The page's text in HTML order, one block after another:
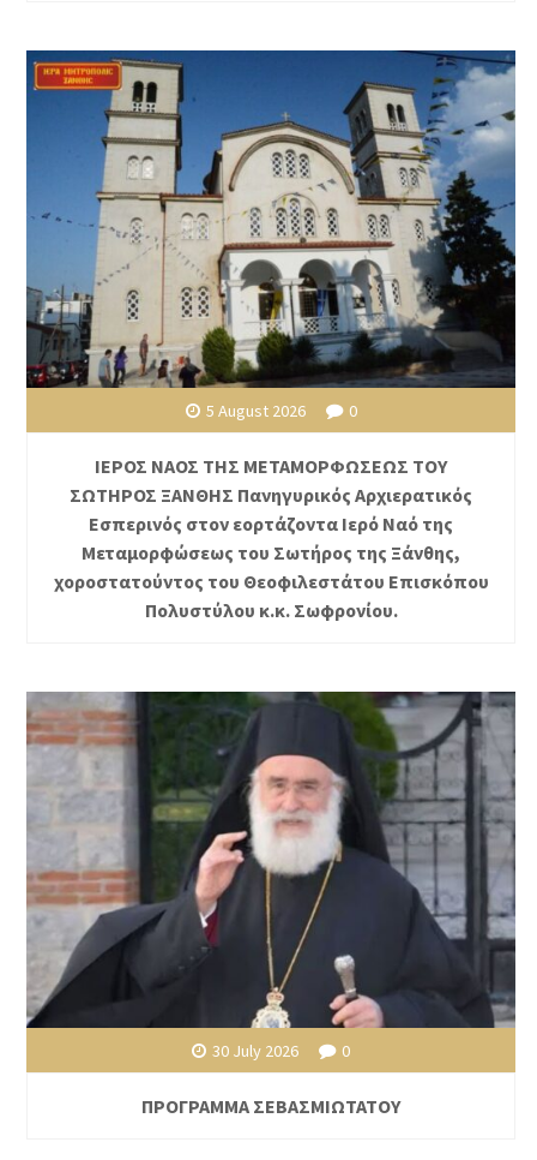
5 August 2026 0
ΙΕΡΟΣ ΝΑΟΣ ΤΗΣ ΜΕΤΑΜΟΡΦΩΣΕΩΣ ΤΟΥ
ΣΩΤΗΡΟΣ ΞΑΝΘΗΣ Πανηγυρικός Αρχιερατικός
Εσπερινός στον εορτάζοντα Ιερό Ναό της
Μεταμορφώσεως του Σωτήρος της Ξάνθης,
χοροστατούντος του Θεοφιλεστάτου Επισκόπου
Πολυστύλου κ.κ. Σωφρονίου.
30 July 2026 0
ΠΡΟΓΡΑΜΜΑ ΣΕΒΑΣΜΙΩΤΑΤΟΥ